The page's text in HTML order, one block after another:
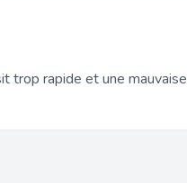
trop rapide et une mauvaise